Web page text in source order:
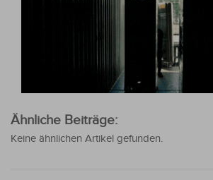
Ähnliche Beiträge:
Keine ähnlichen Artikel gefunden.